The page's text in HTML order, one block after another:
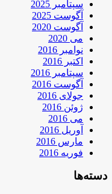
سپتامبر 2025
آگوست 2025
آگوست 2020
می 2020
نوامبر 2016
اکتبر 2016
سپتامبر 2016
آگوست 2016
جولای 2016
ژوئن 2016
می 2016
آوریل 2016
مارس 2016
فوریه 2016
دسته‌ها